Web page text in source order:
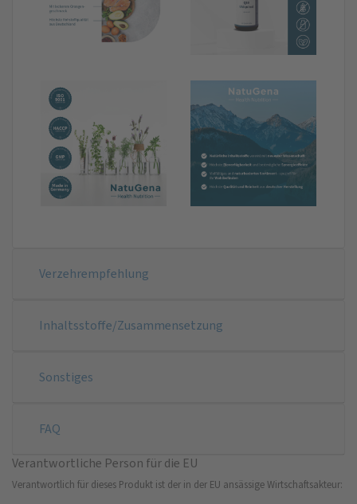
Verzehrempfehlung
Inhaltsstoffe/Zusammensetzung
Sonstiges
FAQ
Verantwortliche Person für die EU
Verantwortlich für dieses Produkt ist der in der EU ansässige Wirtschaftsakteur: